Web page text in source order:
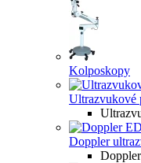
Kolposkopy
Ultrazvukové
Doppler